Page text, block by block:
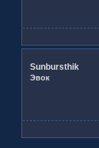
Sunbursthik
Эвок